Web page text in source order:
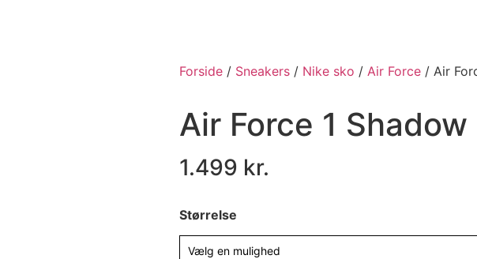
Forside / Sneakers / Nike sko / Air Force / Air
Air Force 1 Shadow
1.499 kr.
Størrelse
Vælg en mulighed